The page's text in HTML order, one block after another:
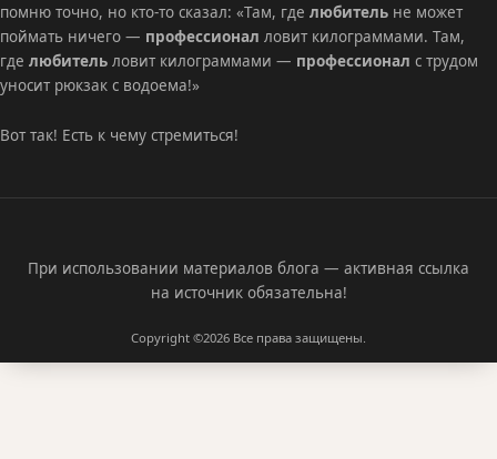
помню точно, но кто-то сказал: «Там, где любитель не может
поймать ничего — профессионал ловит килограммами. Там,
где любитель ловит килограммами — профессионал с трудом
уносит рюкзак с водоема!»
Вот так! Есть к чему стремиться!
При использовании материалов блога — активная ссылка
на источник обязательна!
Copyright ©2026 Все права защищены.